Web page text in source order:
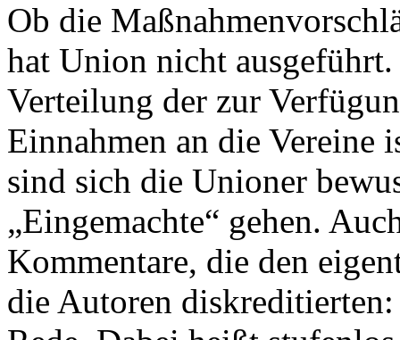
Ob die
hat Union nicht
Verteilung der zur
Einnahmen an die Vereine
sind sich die Unioner
„Eingemachte“ gehen.
Kommentare, die den
die Autoren